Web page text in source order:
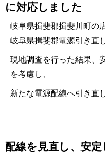
に対応しました
岐阜県揖斐郡揖斐川町の
岐阜県揖斐郡電源引き直
現地調査を行った結果、
を考慮し、
新たな電源配線へ引き直
配線を見直し、安